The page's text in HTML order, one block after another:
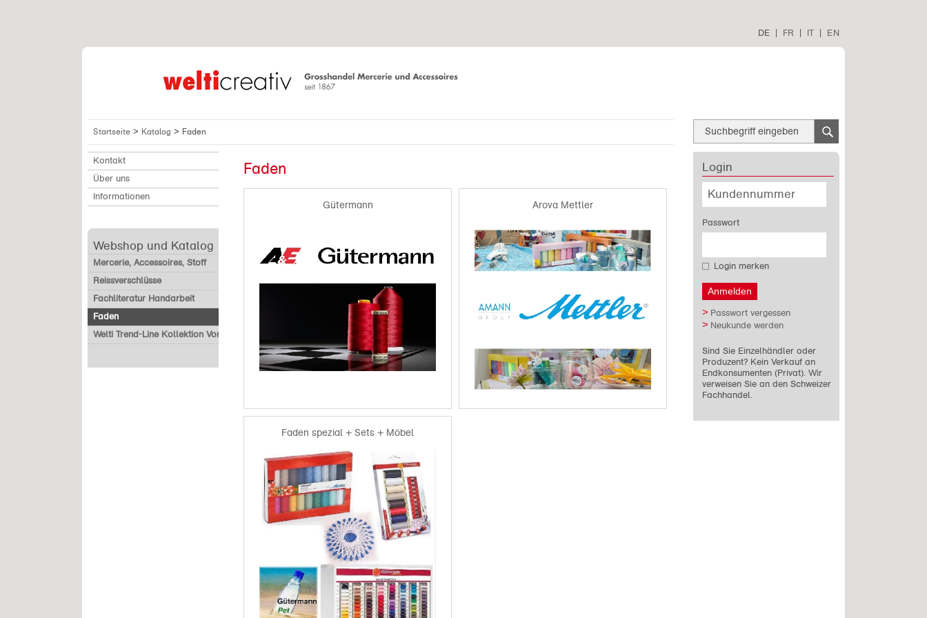
DE FR IT EN
Startseite > Katalog > Faden
Kontakt
Über uns
Informationen
Webshop und Katalog
Mercerie, Accessoires, Stoff
Reissverschlüsse
Fachliteratur Handarbeit
Faden
Welti Trend-Line Kollektion Vorverkauf
Login
Passwort
Login merken
Passwort vergessen
Neukunde werden
Sind Sie Einzelhändler oder
Produzent? Kein Verkauf an
Endkonsumenten (Privat). Wir
verweisen Sie an den Schweizer
Fachhandel.
Faden
Gütermann Arova Mettler
Faden spezial + Sets + Möbel